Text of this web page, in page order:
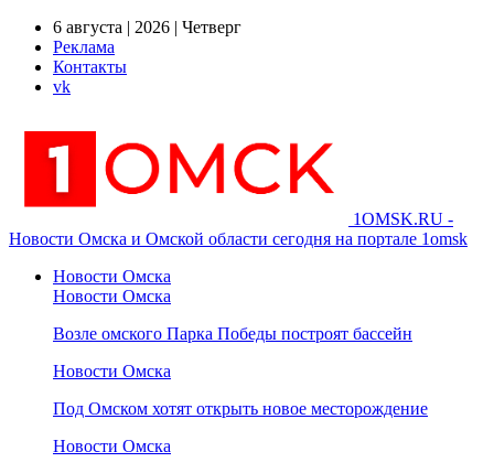
6 августа | 2026 | Четверг
Реклама
Контакты
vk
1OMSK.RU -
Новости Омска и Омской области сегодня на портале 1omsk
Новости Омска
Новости Омска
Возле омского Парка Победы построят бассейн
Новости Омска
Под Омском хотят открыть новое месторождение
Новости Омска